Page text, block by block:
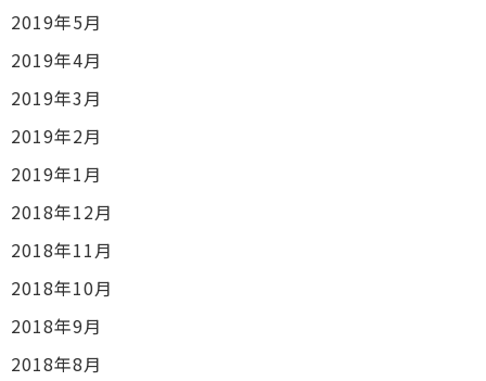
2019年5月
2019年4月
2019年3月
2019年2月
2019年1月
2018年12月
2018年11月
2018年10月
2018年9月
2018年8月